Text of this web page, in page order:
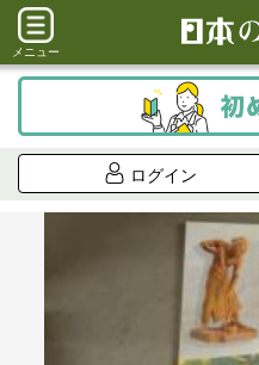
メニュー
ログイン